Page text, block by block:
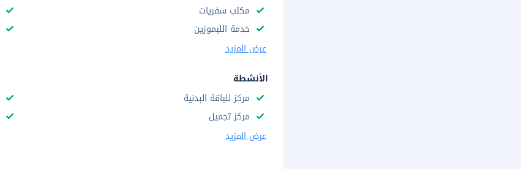
مكتب سفريات
خدمة الليموزين
عرض المزيد
الأنشطة
مركز للياقة البدنية
مركز تجميل
عرض المزيد